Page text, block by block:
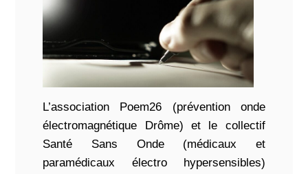
L’association Poem26 (prévention onde
électromagnétique Drôme) et le collectif
Santé Sans Onde (médicaux et
paramédicaux électro hypersensibles)